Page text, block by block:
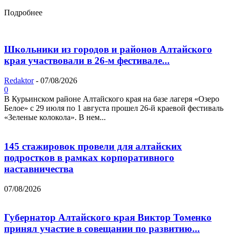
Подробнее
Школьники из городов и районов Алтайского
края участвовали в 26-м фестивале...
Redaktor - 07/08/2026
0
В Курьинском районе Алтайского края на базе лагеря «Озеро
Белое» с 29 июля по 1 августа прошел 26‑й краевой фестиваль
«Зеленые колокола». В нем...
145 стажировок провели для алтайских
подростков в рамках корпоративного
наставничества
07/08/2026
Губернатор Алтайского края Виктор Томенко
принял участие в совещании по развитию...